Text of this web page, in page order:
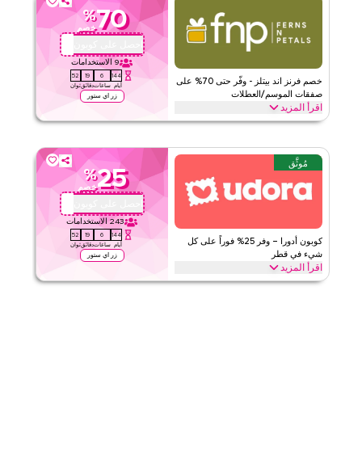
فرنز اند بيتلز الأحكام والشروط
الحد الأدنى للطلب
ينطبق على
ويب/تطبيق
الفئات
على مستوى الموقعخصم فرنز اند بيتلز - وفّر حتى 70% على
صفقات الموسم/العطلات
اقرأ المزيد
70
%
خصم
احصل على كوبون
9 الاستخدامات
144
أيام
6
ساعات
19
دقائق
51
ثوان
زر اي ستور
وفّر حتى 70% خصم مع هذا كود كوبون فرنز اند بيتلز خلال المواسم
أخرى. استردد الآن.
فرنز اند بيتلز الأحكام والشروط
الحد الأدنى للطلب
ويب/تطبيق
الفئات
على مستوى الموقع
مُوثَّق
كوبون أدورا – وفر 25% فوراً على كل
شيء في قطر
اقرأ المزيد
25
%
خصم
احصل على كوبون
243 الاستخدامات
144
أيام
6
ساعات
19
دقائق
51
ثوان
زر اي ستور
وفر 25% فوراً مع كود أدورا هذا على كل شيء. استخدم الآن للحصول على